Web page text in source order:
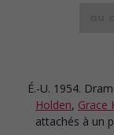
É.-U. 1954.
Holden, Grace
attachés à un